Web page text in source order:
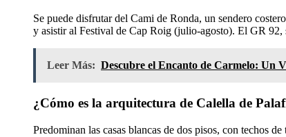
Se puede disfrutar del Cami de Ronda, un sendero
y asistir al Festival de Cap Roig (julio-agosto). El GR 92,
Leer Más: Descubre el Encanto de Carmelo: Un
¿Cómo es la arquitectura de Calella de
Predominan las casas blancas de dos pisos, con techos